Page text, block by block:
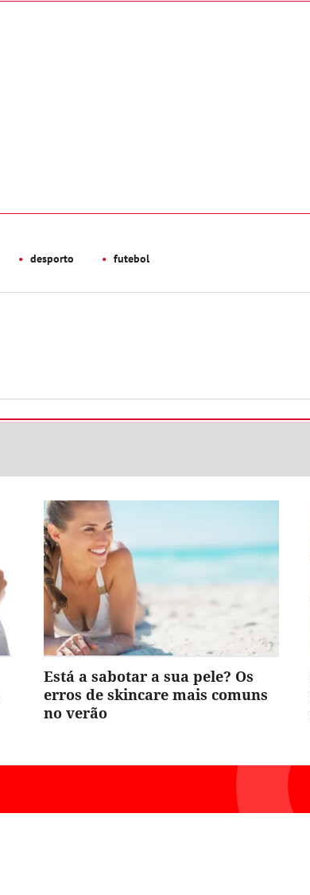
desporto futebol
Está a sabotar a sua pele? Os
erros de skincare mais comuns
no verão